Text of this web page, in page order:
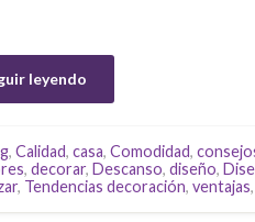
leyendo
, Calidad, casa, Comodidad,
, decorar, Descanso, diseño,
, Tendencias decoración, ventajas,